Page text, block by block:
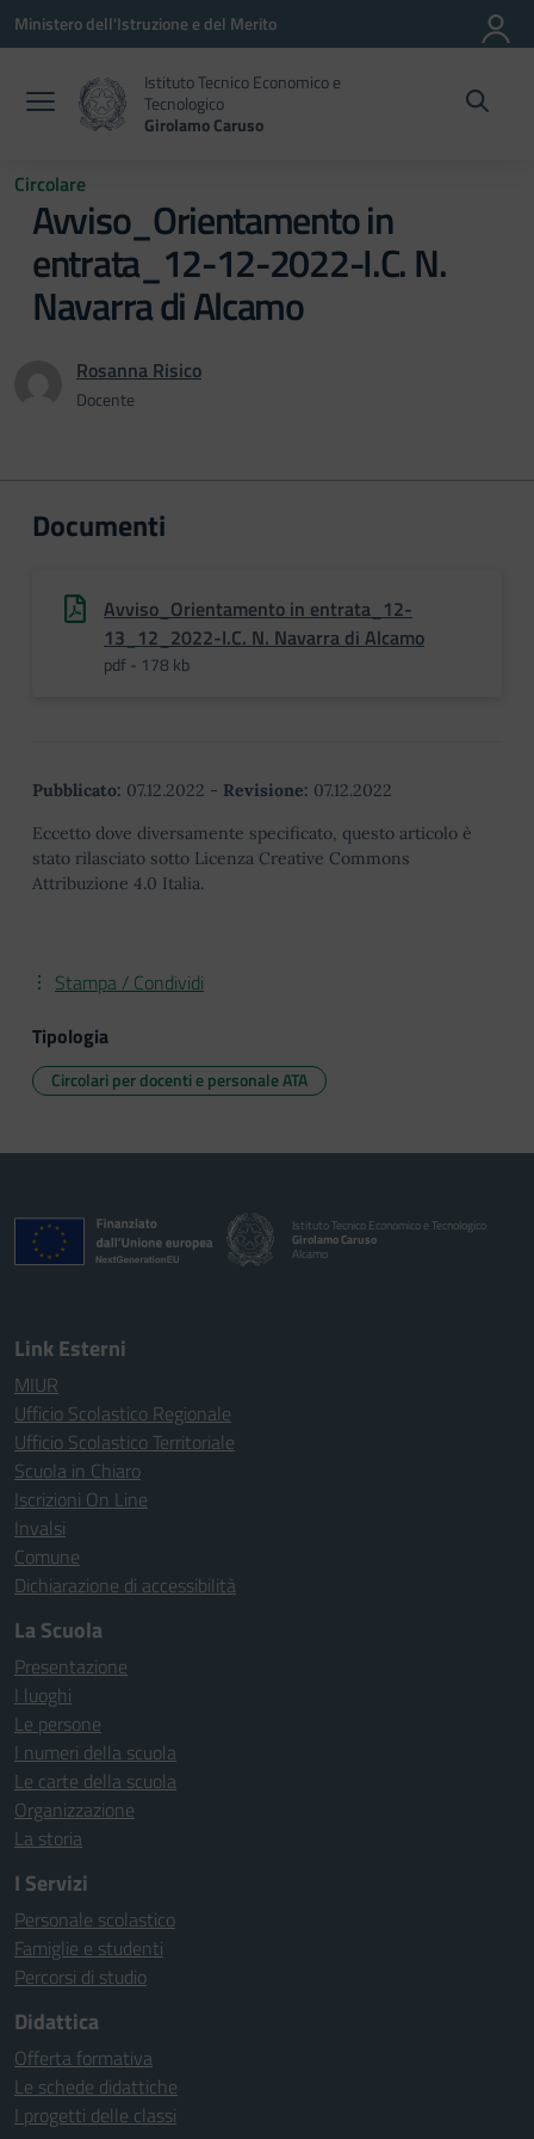
Vai ai contenuti
Vai al menu di navigazione
Vai al footer
Ministero dell'Istruzione e del Merito
Istituto Tecnico Economico e
Tecnologico
Girolamo Caruso
Circolare
Avviso_Orientamento in
entrata_12-12-2022-I.C. N.
Navarra di Alcamo
Rosanna Risico
Docente
Documenti
Avviso_Orientamento in entrata_12-
13_12_2022-I.C. N. Navarra di Alcamo
pdf - 178 kb
Pubblicato: 07.12.2022 - Revisione: 07.12.2022
Eccetto dove diversamente specificato, questo articolo è
stato rilasciato sotto Licenza Creative Commons
Attribuzione 4.0 Italia.
Stampa / Condividi
Tipologia
Circolari per docenti e personale ATA
Istituto Tecnico Economico e Tecnologico
Girolamo Caruso
Alcamo
Link Esterni
MIUR
Ufficio Scolastico Regionale
Ufficio Scolastico Territoriale
Scuola in Chiaro
Iscrizioni On Line
Invalsi
Comune
Dichiarazione di accessibilità
La Scuola
Presentazione
I luoghi
Le persone
I numeri della scuola
Le carte della scuola
Organizzazione
La storia
I Servizi
Personale scolastico
Famiglie e studenti
Percorsi di studio
Didattica
Offerta formativa
Le schede didattiche
I progetti delle classi